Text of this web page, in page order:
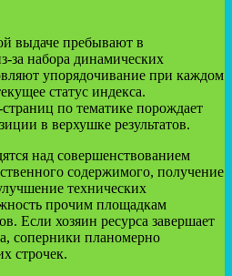
выдаче пребывают в
за набора динамических
упорядочивание при каждом
статус индекса.
по тематике порождает
в верхушке результатов.
над совершенствованием
содержимого, получение
технических
прочим площадкам
Если хозяин ресурса завершает
соперники планомерно
строчек.